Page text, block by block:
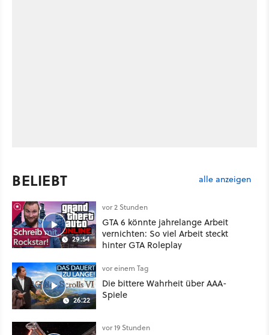
BELIEBT alle anzeigen
29:54
vor 2 Stunden
GTA 6 könnte jahrelange Arbeit
vernichten: So viel Arbeit steckt
hinter GTA Roleplay
26:22
vor einem Tag
Die bittere Wahrheit über AAA-
Spiele
vor 19 Stunden